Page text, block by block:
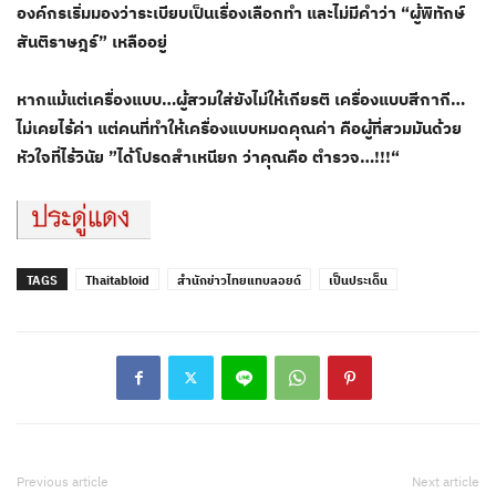
องค์กรเริ่มมองว่าระเบียบเป็นเรื่องเลือกทำ และไม่มีคำว่า “ผู้พิทักษ์
สันติราษฎร์” เหลืออยู่
หากแม้แต่เครื่องแบบ…ผู้สวมใส่ยังไม่ให้เกียรติ เครื่องแบบสีกากี…
ไม่เคยไร้ค่า แต่คนที่ทำให้เครื่องแบบหมดคุณค่า คือผู้ที่สวมมันด้วย
หัวใจที่ไร้วินัย ”ได้โปรดสำเหนียก ว่าคุณคือ ตำรวจ…!!!“
TAGS Thaitabloid สำนักข่าวไทยแทบลอยด์ เป็นประเด็น
Previous article Next article